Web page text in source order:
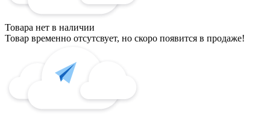
Товара нет в наличии
Товар временно отсутсвует, но скоро появится в продаже!